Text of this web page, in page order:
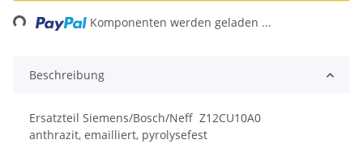
Komponenten werden geladen ...
Beschreibung
Ersatzteil Siemens/Bosch/Neff Z12CU10A0
anthrazit, emailliert, pyrolysefest